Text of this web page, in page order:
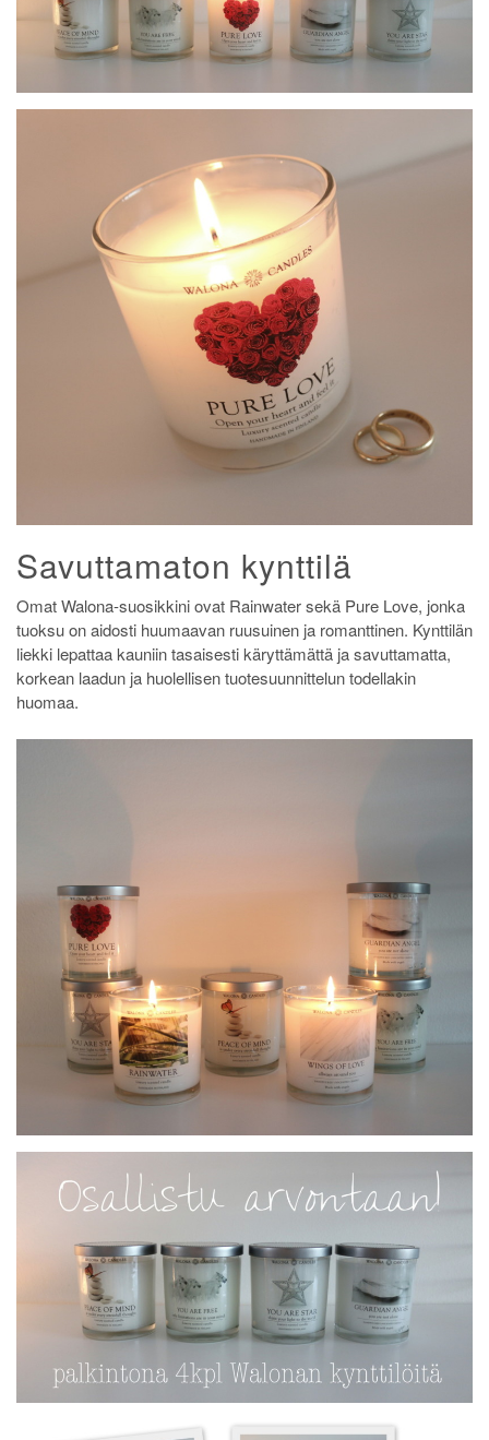
Savuttamaton kynttilä
Omat Walona-suosikkini ovat Rainwater sekä Pure Love, jonka
tuoksu on aidosti huumaavan ruusuinen ja romanttinen. Kynttilän
liekki lepattaa kauniin tasaisesti käryttämättä ja savuttamatta,
korkean laadun ja huolellisen tuotesuunnittelun todellakin
huomaa.